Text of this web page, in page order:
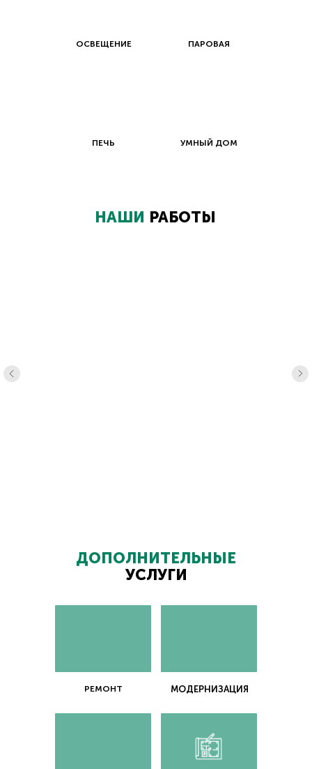
ОСВЕЩЕНИЕ ПАРОВАЯ
ПЕЧЬ УМНЫЙ ДОМ
НАШИ РАБОТЫ
ДОПОЛНИТЕЛЬНЫЕ
УСЛУГИ
РЕМОНТ МОДЕРНИЗАЦИЯ
1